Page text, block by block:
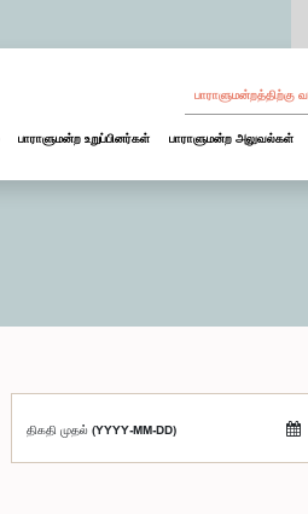
பாராளுமன்றத்திற்கு
பாராளுமன்ற உறுப்பினர்கள் பாராளுமன்ற அலுவல்கள்
திகதி முதல் (YYYY-MM-DD)